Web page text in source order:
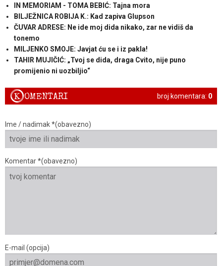
IN MEMORIAM - TOMA BEBIĆ: Tajna mora
BILJEŽNICA ROBIJA K.: Kad zapiva Glupson
ČUVAR ADRESE: Ne ide moj dida nikako, zar ne vidiš da
tonemo
MILJENKO SMOJE: Javjat ću se i iz pakla!
TAHIR MUJIČIĆ: „Tvoj se dida, draga Cvito, nije puno
promijenio ni uozbiljio“
broj komentara: 0
KOMENTARI
Ime / nadimak *(obavezno)
Komentar *(obavezno)
E-mail (opcija)